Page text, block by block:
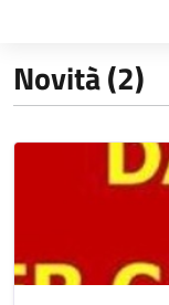
Novità (2)